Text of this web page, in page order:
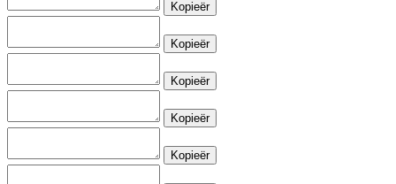
Kopieër
Kopieër
Kopieër
Kopieër
Kopieër